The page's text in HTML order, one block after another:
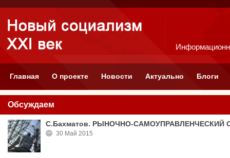
Главная О проекте Новости Актуально Блоги
Обсуждаем
С.Бахматов. РЫНОЧНО-САМОУПРАВЛЕНЧЕСКИЙ
30 Май 2015